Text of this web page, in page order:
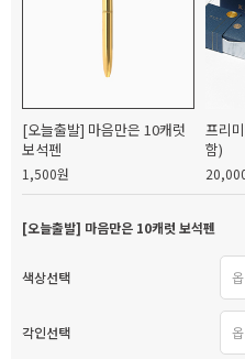
[오늘출발] 마음만은 10캐럿
보석펜
1,500원
프리
함)
[오늘출발] 마음만은 10캐럿 보석펜
색상선택
각인선택